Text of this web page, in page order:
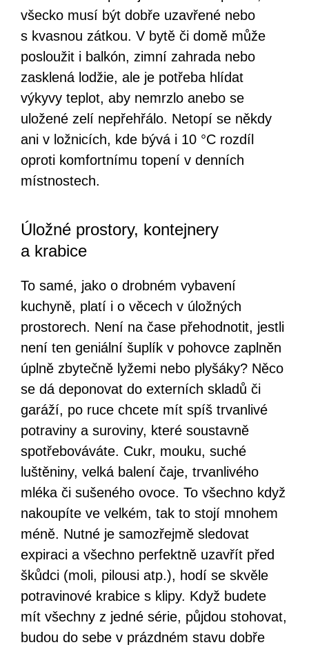
všecko musí být dobře uzavřené nebo
s kvasnou zátkou. V bytě či domě může
posloužit i balkón, zimní zahrada nebo
zasklená lodžie, ale je potřeba hlídat
výkyvy teplot, aby nemrzlo anebo se
uložené zelí nepřehřálo. Netopí se někdy
ani v ložnicích, kde bývá i 10 °C rozdíl
oproti komfortnímu topení v denních
místnostech.
Úložné prostory, kontejnery
a krabice
To samé, jako o drobném vybavení
kuchyně, platí i o věcech v úložných
prostorech. Není na čase přehodnotit, jestli
není ten geniální šuplík v pohovce zaplněn
úplně zbytečně lyžemi nebo plyšáky? Něco
se dá deponovat do externích skladů či
garáží, po ruce chcete mít spíš trvanlivé
potraviny a suroviny, které soustavně
spotřebováváte. Cukr, mouku, suché
luštěniny, velká balení čaje, trvanlivého
mléka či sušeného ovoce. To všechno když
nakoupíte ve velkém, tak to stojí mnohem
méně. Nutné je samozřejmě sledovat
expiraci a všechno perfektně uzavřít před
škůdci (moli, pilousi atp.), hodí se skvěle
potravinové krabice s klipy. Když budete
mít všechny z jedné série, půjdou stohovat,
budou do sebe v prázdném stavu dobře